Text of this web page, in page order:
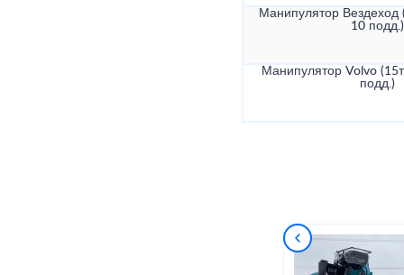
Манипулятор Вездеход
10 подд.)
Манипулятор Volvo
подд.)